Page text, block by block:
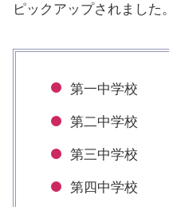
ピックアップされました。
第一中学校
第二中学校
第三中学校
第四中学校